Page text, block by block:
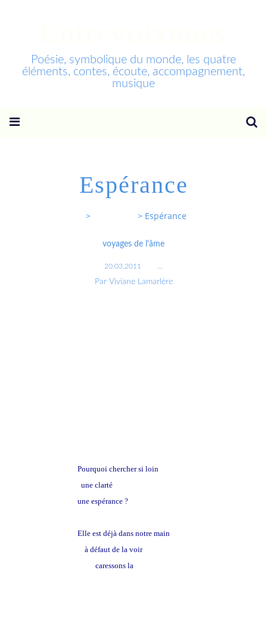
Poésie, symbolique du monde, les quatre
éléments, contes, écoute, accompagnement,
musique
Espérance
> > Espérance
voyages de l'âme
20.03.2011
Par Viviane Lamarlère
Pourquoi chercher si loin
une clarté
une espérance ?
Elle est déjà dans notre main
à défaut de la voir
caressons la